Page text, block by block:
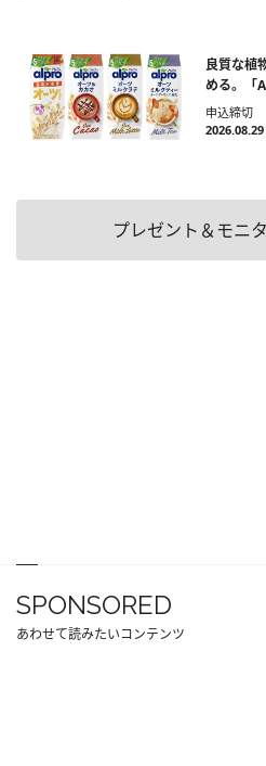
良質な植
める。「
申込締切
プレゼント＆モニ
SPONSORED
あわせて読みたいコンテンツ